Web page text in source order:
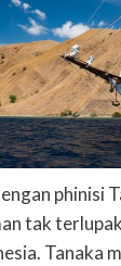
phinisi
tak
Tanaka